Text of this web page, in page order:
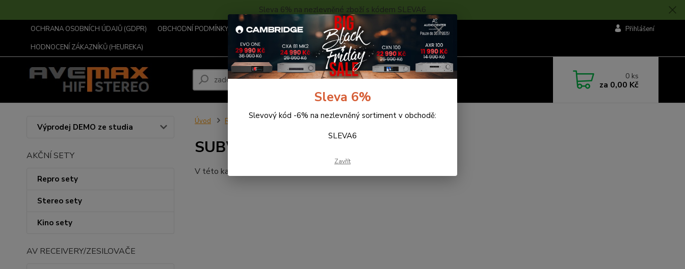
Sleva 6% na nezlevněné zboží s kódem SLEVA6
OCHRANA OSOBNÍCH ÚDAJŮ (GDPR) OBCHODNÍ PODMÍNKY ... KONTAKTY O NÁS
POPTÁVKA ZBOŽÍ - KALKULACE
HODNOCENÍ ZÁKAZNÍKŮ (HEUREKA)
Přihlášení
Hledat 0 ks
za 0,00 Kč
Výprodej DEMO ze studia
AKČNÍ SETY
Repro sety
Stereo sety
Kino sety
AV RECEIVERY/ZESILOVAČE
Úvod Reprosoustavy Magnat SUBWOOFERY
SUBWOOFERY
V této kategorii nebylo nalezeno žádné zboží.
Sleva 6%
Slevový kód -6% na nezlevněný sortiment v obchodě:
SLEVA6
Zavřít